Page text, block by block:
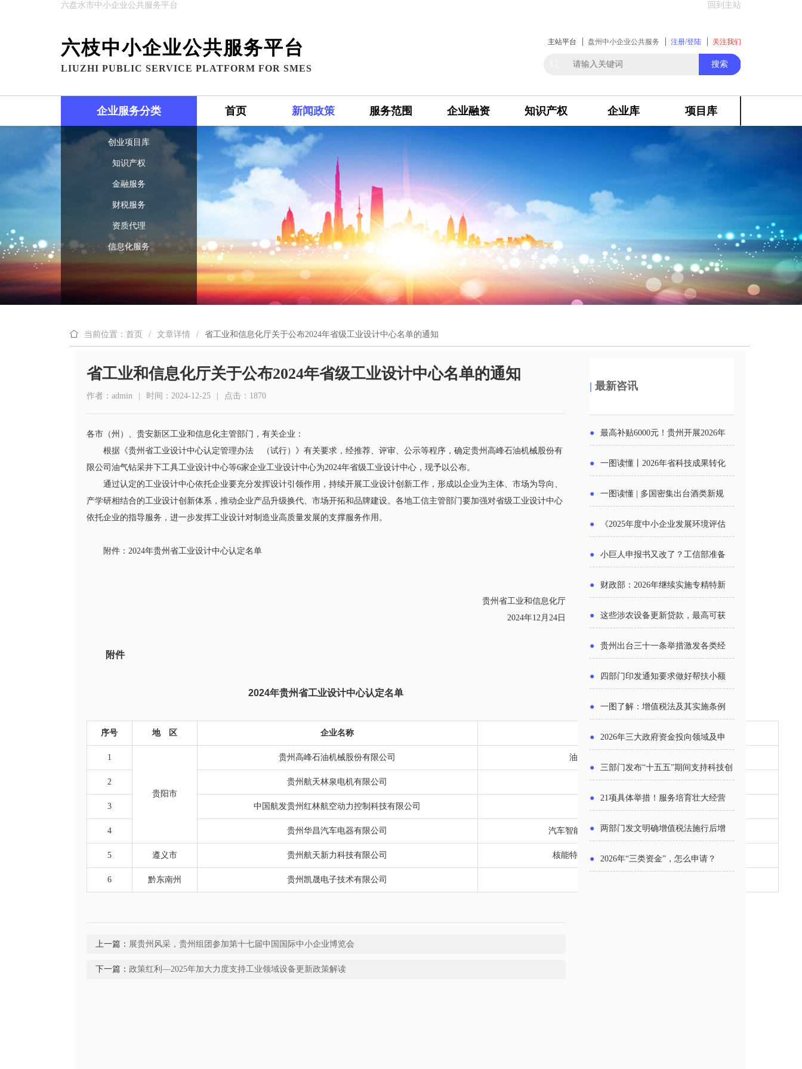
回到主站
六盘水市中小企业公共服务平台
六枝中小企业公共服务平台
LIUZHI PUBLIC SERVICE PLATFORM FOR SMES
主站平台 盘州中小企业公共服务 注册/登陆 关注我们
搜索
企业服务分类
创业项目库
知识产权
金融服务
财税服务
资质代理
信息化服务
首页 新闻政策 服务范围 企业融资 知识产权 企业库 项目库
当前位置：首页 / 文章详情 / 省工业和信息化厅关于公布2024年省级工业设计中心名单的通知
省工业和信息化厅关于公布2024年省级工业设计中心名单的通知
作者：admin | 时间：2024-12-25 | 点击：1870
各市（州）、贵安新区工业和信息化主管部门，有关企业：
根据《贵州省工业设计中心认定管理办法 （试行）》有关要求，经推荐、评审、公示等程序，确定贵州高峰石油机械股份有
限公司油气钻采井下工具工业设计中心等6家企业工业设计中心为2024年省级工业设计中心，现予以公布。
通过认定的工业设计中心依托企业要充分发挥设计引领作用，持续开展工业设计创新工作，形成以企业为主体、市场为导向、
产学研相结合的工业设计创新体系，推动企业产品升级换代、市场开拓和品牌建设。各地工信主管部门要加强对省级工业设计中心
依托企业的指导服务，进一步发挥工业设计对制造业高质量发展的支撑服务作用。
附件：2024年贵州省工业设计中心认定名单
贵州省工业和信息化厅
2024年12月24日
附件
2024年贵州省工业设计中心认定名单
序号 地 区 企业名称 企业工业设计中心名称
1
贵阳市
贵州高峰石油机械股份有限公司 油气钻采井下工具工业设计中心
2 贵州航天林泉电机有限公司 精密微特电机工业设计中心
3 中国航发贵州红林航空动力控制科技有限公司
4 贵州华昌汽车电器有限公司 汽车智能门禁系统结构功能件工业设计中心
5 遵义市 贵州航天新力科技有限公司 核能特种材料及关键零部件工业设计中心
6 黔东南州 贵州凯晟电子技术有限公司
上一篇： 展贵州风采，贵州组团参加第十七届中国国际中小企业博览会
下一篇： 政策红利—2025年加大力度支持工业领域设备更新政策解读
|最新咨讯
● 最高补贴6000元！贵州开展2026年
● 一图读懂丨2026年省科技成果转化
● 一图读懂 | 多国密集出台酒类新规
● 《2025年度中小企业发展环境评估
● 小巨人申报书又改了？工信部准备
● 财政部：2026年继续实施专精特新
● 这些涉农设备更新贷款，最高可获
● 贵州出台三十一条举措激发各类经
● 四部门印发通知要求做好帮扶小额
● 一图了解：增值税法及其实施条例
● 2026年三大政府资金投向领域及申
● 三部门发布“十五五”期间支持科技创
● 21项具体举措！服务培育壮大经营
● 两部门发文明确增值税法施行后增
● 2026年“三类资金”，怎么申请？